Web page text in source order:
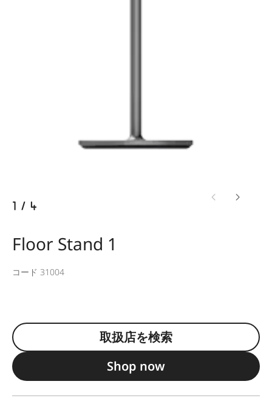
1 / 4
Floor Stand 1
コード 31004
取扱店を検索
Shop now